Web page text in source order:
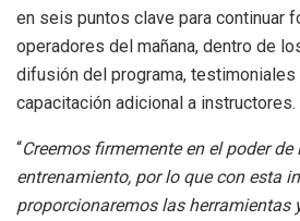
en seis puntos clave para continuar
operadores del mañana, dentro de
difusión del programa,
capacitación adicional a instructores.
“Creemos firmemente en el poder
entrenamiento, por lo que con esta
proporcionaremos las herramientas